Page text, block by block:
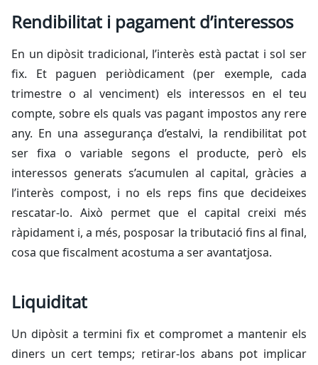
Rendibilitat i pagament d’interessos
En un dipòsit tradicional, l’interès està pactat i sol ser
fix. Et paguen periòdicament (per exemple, cada
trimestre o al venciment) els interessos en el teu
compte, sobre els quals vas pagant impostos any rere
any. En una assegurança d’estalvi, la rendibilitat pot
ser fixa o variable segons el producte, però els
interessos generats s’acumulen al capital, gràcies a
l’interès compost, i no els reps fins que decideixes
rescatar-lo. Això permet que el capital creixi més
ràpidament i, a més, posposar la tributació fins al final,
cosa que fiscalment acostuma a ser avantatjosa.
Liquiditat
Un dipòsit a termini fix et compromet a mantenir els
diners un cert temps; retirar-los abans pot implicar